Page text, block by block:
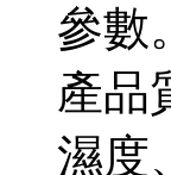
參數
產品
濕度